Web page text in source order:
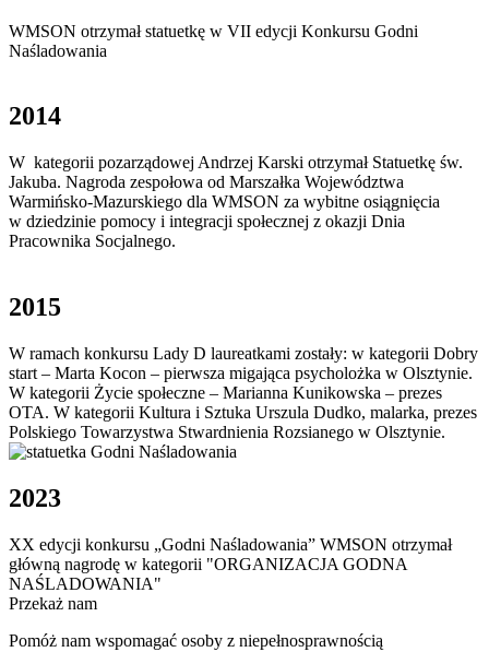
WMSON otrzymał statuetkę w VII edycji Konkursu Godni
Naśladowania
2014
W kategorii pozarządowej Andrzej Karski otrzymał Statuetkę św.
Jakuba. Nagroda zespołowa od Marszałka Województwa
Warmińsko-Mazurskiego dla WMSON za wybitne osiągnięcia
w dziedzinie pomocy i integracji społecznej z okazji Dnia
Pracownika Socjalnego.
2015
W ramach konkursu Lady D laureatkami zostały: w kategorii Dobry
start – Marta Kocon – pierwsza migająca psycholożka w Olsztynie.
W kategorii Życie społeczne – Marianna Kunikowska – prezes
OTA. W kategorii Kultura i Sztuka Urszula Dudko, malarka, prezes
Polskiego Towarzystwa Stwardnienia Rozsianego w Olsztynie.
2023
XX edycji konkursu „Godni Naśladowania” WMSON otrzymał
główną nagrodę w kategorii "ORGANIZACJA GODNA
NAŚLADOWANIA"
Przekaż nam
Pomóż nam wspomagać osoby z niepełnosprawnością